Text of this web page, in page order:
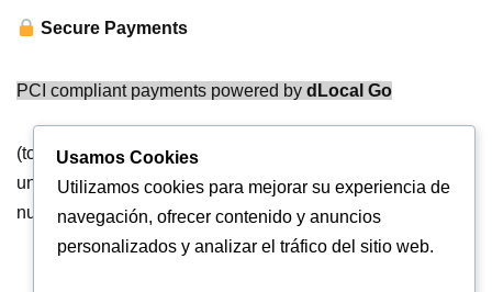
Secure Payments
PCI compliant payments powered by dLocal Go
(toca el botón “iniciar el pago” y sigue los pasos, te pedirá
un email donde te enviaremos el acceso al grupo desde
nuestra dirección oficialconsultas@cryptoaviso.com
Usamos Cookies
Utilizamos cookies para mejorar su experiencia de
navegación, ofrecer contenido y anuncios
personalizados y analizar el tráfico del sitio web.